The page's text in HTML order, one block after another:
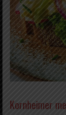
Kornheimer